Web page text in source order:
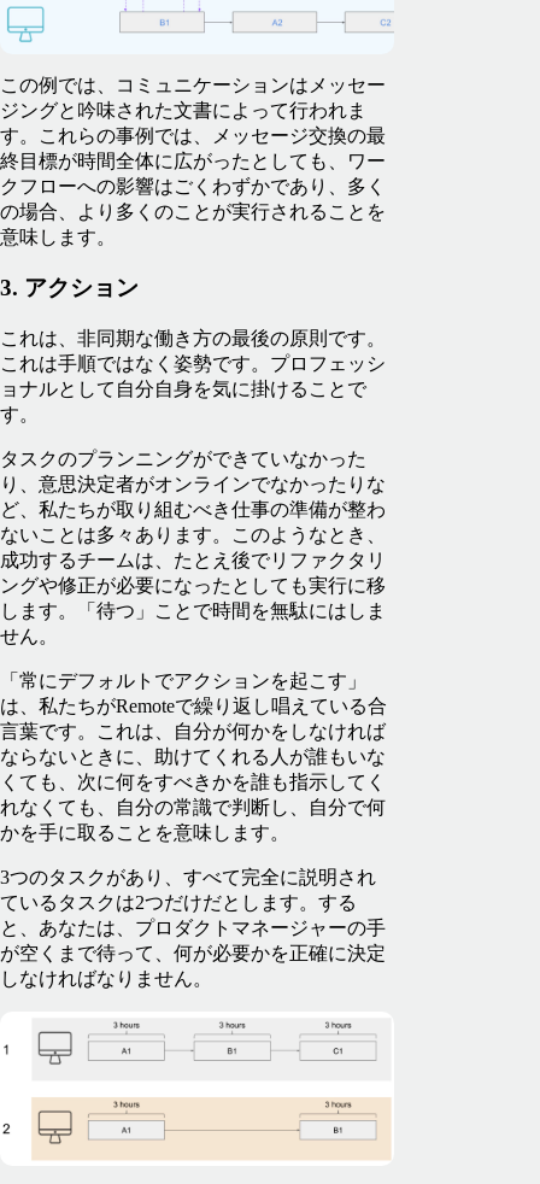
この例では、コミュニケーションはメッセー
ジングと吟味された文書によって行われま
す。これらの事例では、メッセージ交換の最
終目標が時間全体に広がったとしても、ワー
クフローへの影響はごくわずかであり、多く
の場合、より多くのことが実行されることを
意味します。
3. アクション
これは、非同期な働き方の最後の原則です。
これは手順ではなく姿勢です。プロフェッシ
ョナルとして自分自身を気に掛けることで
す。
タスクのプランニングができていなかった
り、意思決定者がオンラインでなかったりな
ど、私たちが取り組むべき仕事の準備が整わ
ないことは多々あります。このようなとき、
成功するチームは、たとえ後でリファクタリ
ングや修正が必要になったとしても実行に移
します。「待つ」ことで時間を無駄にはしま
せん。
「常にデフォルトでアクションを起こす」
は、私たちがRemoteで繰り返し唱えている合
言葉です。これは、自分が何かをしなければ
ならないときに、助けてくれる人が誰もいな
くても、次に何をすべきかを誰も指示してく
れなくても、自分の常識で判断し、自分で何
かを手に取ることを意味します。
3つのタスクがあり、すべて完全に説明され
ているタスクは2つだけだとします。する
と、あなたは、プロダクトマネージャーの手
が空くまで待って、何が必要かを正確に決定
しなければなりません。